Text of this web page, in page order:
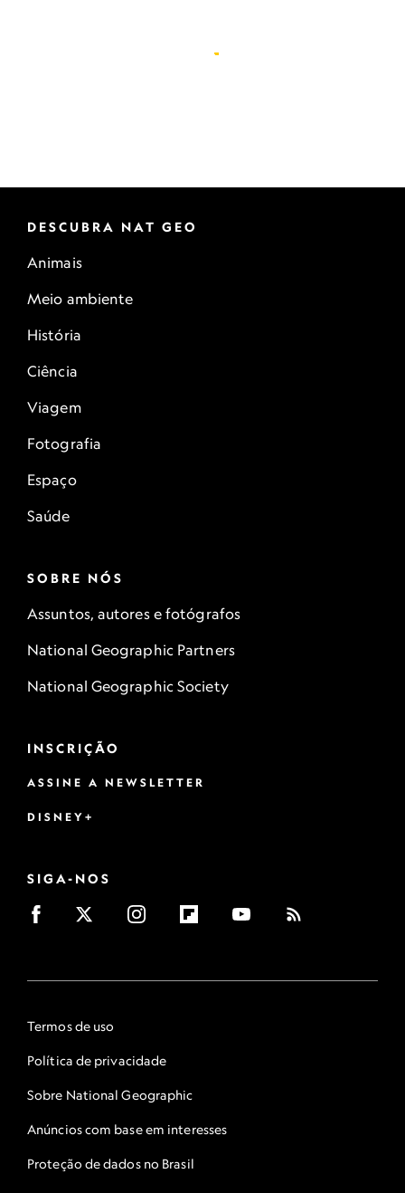
DESCUBRA NAT GEO
Animais
Meio ambiente
História
Ciência
Viagem
Fotografia
Espaço
Saúde
SOBRE NÓS
Assuntos, autores e fotógrafos
National Geographic Partners
National Geographic Society
INSCRIÇÃO
ASSINE A NEWSLETTER
DISNEY+
SIGA-NOS
Termos de uso
Política de privacidade
Sobre National Geographic
Anúncios com base em interesses
Proteção de dados no Brasil